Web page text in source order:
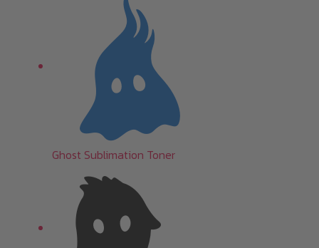
Ghost Sublimation Toner